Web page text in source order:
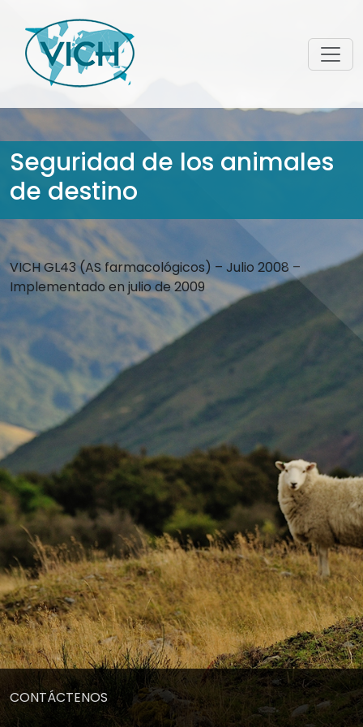
Seguridad de los animales
de destino
VICH GL43 (AS farmacológicos) – Julio 2008 –
Implementado en julio de 2009
CONTÁCTENOS